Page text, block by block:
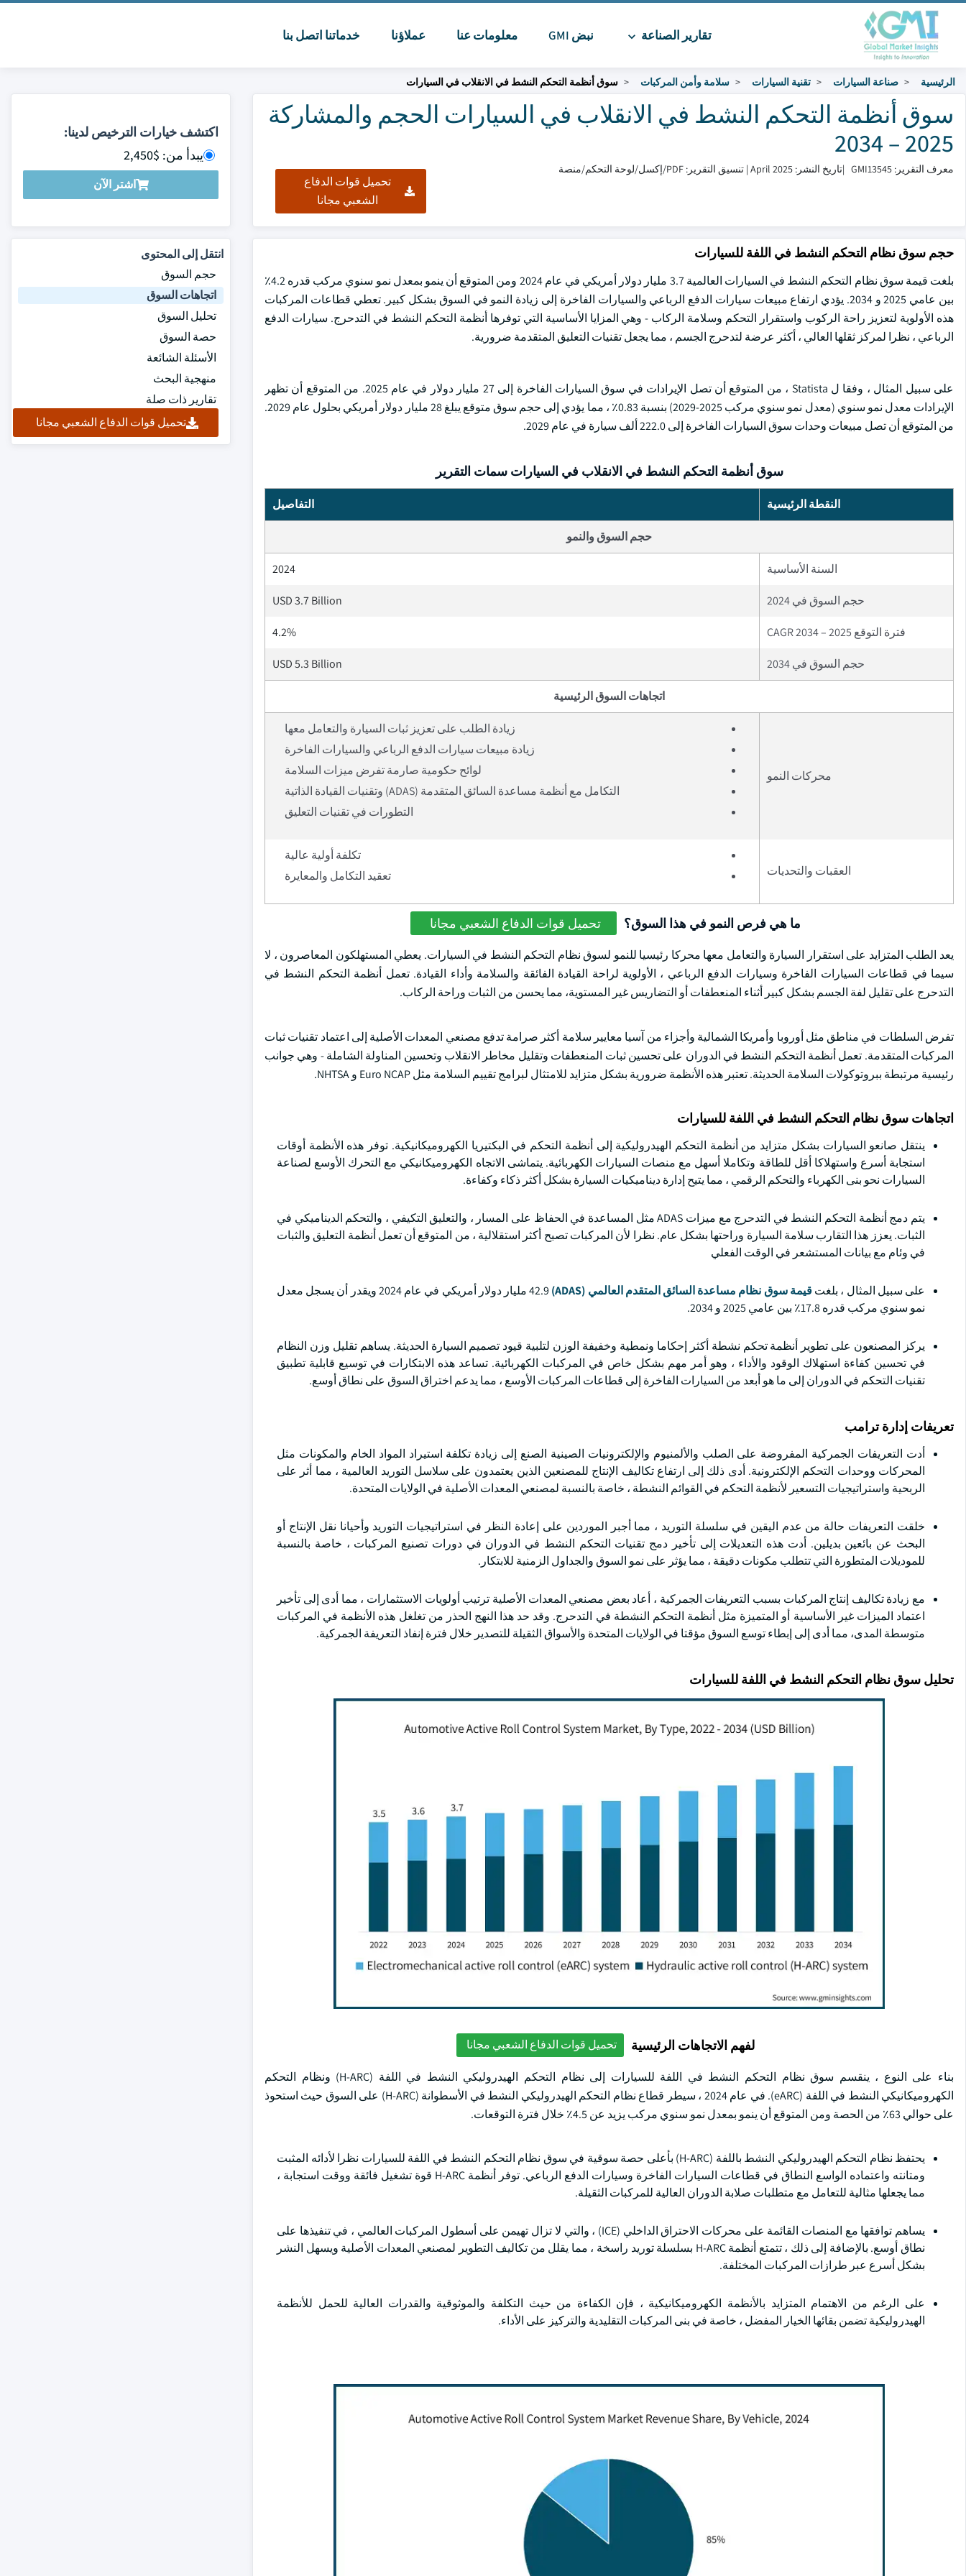
تقارير الصناعة نبض GMI معلومات عنا عملاؤنا خدماتنا اتصل بنا
الرئيسية صناعة السيارات تقنية السيارات سلامة وأمن المركبات سوق أنظمة التحكم النشط في الانقلاب في السيارات
سوق أنظمة التحكم النشط في الانقلاب في السيارات الحجم والمشاركة
2025 – 2034
معرف التقرير: GMI13545 |تاريخ النشر: April 2025 | تنسيق التقرير: PDF/إكسل/لوحة التحكم/منصة
تحميل قوات الدفاع
الشعبي مجانا
اكتشف خيارات الترخيص لدينا:
يبدأ من: $2,450
اشتر الآن
حجم سوق نظام التحكم النشط في اللفة للسيارات
بلغت قيمة سوق نظام التحكم النشط في السيارات العالمية 3.7 مليار دولار أمريكي في عام 2024 ومن المتوقع أن ينمو بمعدل نمو سنوي مركب قدره 4.2٪
بين عامي 2025 و 2034. يؤدي ارتفاع مبيعات سيارات الدفع الرباعي والسيارات الفاخرة إلى زيادة النمو في السوق بشكل كبير. تعطي قطاعات المركبات
هذه الأولوية لتعزيز راحة الركوب واستقرار التحكم وسلامة الركاب - وهي المزايا الأساسية التي توفرها أنظمة التحكم النشط في التدحرج. سيارات الدفع
الرباعي ، نظرا لمركز ثقلها العالي ، أكثر عرضة لتدحرج الجسم ، مما يجعل تقنيات التعليق المتقدمة ضرورية.
على سبيل المثال ، وفقا ل Statista ، من المتوقع أن تصل الإيرادات في سوق السيارات الفاخرة إلى 27 مليار دولار في عام 2025. من المتوقع أن تظهر
الإيرادات معدل نمو سنوي (معدل نمو سنوي مركب 2025-2029) بنسبة 0.83٪ ، مما يؤدي إلى حجم سوق متوقع يبلغ 28 مليار دولار أمريكي بحلول عام 2029.
من المتوقع أن تصل مبيعات وحدات سوق السيارات الفاخرة إلى 222.0 ألف سيارة في عام 2029.
سوق أنظمة التحكم النشط في الانقلاب في السيارات سمات التقرير
النقطة الرئيسية التفاصيل
حجم السوق والنمو
السنة الأساسية 2024
حجم السوق في 2024 USD 3.7 Billion
فترة التوقع 2025 – 2034 CAGR 4.2%
حجم السوق في 2034 USD 5.3 Billion
اتجاهات السوق الرئيسية
محركات النمو
زيادة الطلب على تعزيز ثبات السيارة والتعامل معها
زيادة مبيعات سيارات الدفع الرباعي والسيارات الفاخرة
لوائح حكومية صارمة تفرض ميزات السلامة
التكامل مع أنظمة مساعدة السائق المتقدمة (ADAS) وتقنيات القيادة الذاتية
التطورات في تقنيات التعليق
العقبات والتحديات
تكلفة أولية عالية
تعقيد التكامل والمعايرة
ما هي فرص النمو في هذا السوق؟ تحميل قوات الدفاع الشعبي مجانا
يعد الطلب المتزايد على استقرار السيارة والتعامل معها محركا رئيسيا للنمو لسوق نظام التحكم النشط في السيارات. يعطي المستهلكون المعاصرون ، لا
سيما في قطاعات السيارات الفاخرة وسيارات الدفع الرباعي ، الأولوية لراحة القيادة الفائقة والسلامة وأداء القيادة. تعمل أنظمة التحكم النشط في
التدحرج على تقليل لفة الجسم بشكل كبير أثناء المنعطفات أو التضاريس غير المستوية، مما يحسن من الثبات وراحة الركاب.
تفرض السلطات في مناطق مثل أوروبا وأمريكا الشمالية وأجزاء من آسيا معايير سلامة أكثر صرامة تدفع مصنعي المعدات الأصلية إلى اعتماد تقنيات ثبات
المركبات المتقدمة. تعمل أنظمة التحكم النشط في الدوران على تحسين ثبات المنعطفات وتقليل مخاطر الانقلاب وتحسين المناولة الشاملة - وهي جوانب
رئيسية مرتبطة ببروتوكولات السلامة الحديثة. تعتبر هذه الأنظمة ضرورية بشكل متزايد للامتثال لبرامج تقييم السلامة مثل Euro NCAP و NHTSA.
اتجاهات سوق نظام التحكم النشط في اللفة للسيارات
ينتقل صانعو السيارات بشكل متزايد من أنظمة التحكم الهيدروليكية إلى أنظمة التحكم في البكتيريا الكهروميكانيكية. توفر هذه الأنظمة أوقات
استجابة أسرع واستهلاكا أقل للطاقة وتكاملا أسهل مع منصات السيارات الكهربائية. يتماشى الاتجاه الكهروميكانيكي مع التحرك الأوسع لصناعة
السيارات نحو بنى الكهرباء والتحكم الرقمي ، مما يتيح إدارة ديناميكيات السيارة بشكل أكثر ذكاء وكفاءة.
يتم دمج أنظمة التحكم النشط في التدحرج مع ميزات ADAS مثل المساعدة في الحفاظ على المسار ، والتعليق التكيفي ، والتحكم الديناميكي في
الثبات. يعزز هذا التقارب سلامة السيارة وراحتها بشكل عام. نظرا لأن المركبات تصبح أكثر استقلالية ، من المتوقع أن تعمل أنظمة التعليق والثبات
في وئام مع بيانات المستشعر في الوقت الفعلي
على سبيل المثال ، بلغتقيمة سوق نظام مساعدة السائق المتقدم العالمي (ADAS)
42.9 مليار دولار أمريكي في عام 2024 ويقدر أن يسجل معدل
نمو سنوي مركب قدره 17.8٪ بين عامي 2025 و 2034.
يركز المصنعون على تطوير أنظمة تحكم نشطة أكثر إحكاما ونمطية وخفيفة الوزن لتلبية قيود تصميم السيارة الحديثة. يساهم تقليل وزن النظام
في تحسين كفاءة استهلاك الوقود والأداء ، وهو أمر مهم بشكل خاص في المركبات الكهربائية. تساعد هذه الابتكارات في توسيع قابلية تطبيق
تقنيات التحكم في الدوران إلى ما هو أبعد من السيارات الفاخرة إلى قطاعات المركبات الأوسع ، مما يدعم اختراق السوق على نطاق أوسع.
تعريفات إدارة ترامب
أدت التعريفات الجمركية المفروضة على الصلب والألمنيوم والإلكترونيات الصينية الصنع إلى زيادة تكلفة استيراد المواد الخام والمكونات مثل
المحركات ووحدات التحكم الإلكترونية. أدى ذلك إلى ارتفاع تكاليف الإنتاج للمصنعين الذين يعتمدون على سلاسل التوريد العالمية ، مما أثر على
الربحية واستراتيجيات التسعير لأنظمة التحكم في القوائم النشطة ، خاصة بالنسبة لمصنعي المعدات الأصلية في الولايات المتحدة.
خلقت التعريفات حالة من عدم اليقين في سلسلة التوريد ، مما أجبر الموردين على إعادة النظر في استراتيجيات التوريد وأحيانا نقل الإنتاج أو
البحث عن بائعين بديلين. أدت هذه التعديلات إلى تأخير دمج تقنيات التحكم النشط في الدوران في دورات تصنيع المركبات ، خاصة بالنسبة
للموديلات المتطورة التي تتطلب مكونات دقيقة ، مما يؤثر على نمو السوق والجداول الزمنية للابتكار.
مع زيادة تكاليف إنتاج المركبات بسبب التعريفات الجمركية ، أعاد بعض مصنعي المعدات الأصلية ترتيب أولويات الاستثمارات ، مما أدى إلى تأخير
اعتماد الميزات غير الأساسية أو المتميزة مثل أنظمة التحكم النشطة في التدحرج. وقد حد هذا النهج الحذر من تغلغل هذه الأنظمة في المركبات
متوسطة المدى، مما أدى إلى إبطاء توسع السوق مؤقتا في الولايات المتحدة والأسواق الثقيلة للتصدير خلال فترة إنفاذ التعريفة الجمركية.
تحليل سوق نظام التحكم النشط في اللفة للسيارات
لفهم الاتجاهات الرئيسية تحميل قوات الدفاع الشعبي مجانا
بناء على النوع ، ينقسم سوق نظام التحكم النشط في اللفة للسيارات إلى نظام التحكم الهيدروليكي النشط في اللفة (H-ARC) ونظام التحكم
الكهروميكانيكي النشط في اللفة (eARC). في عام 2024 ، سيطر قطاع نظام التحكم الهيدروليكي النشط في الأسطوانة (H-ARC) على السوق حيث استحوذ
على حوالي 63٪ من الحصة ومن المتوقع أن ينمو بمعدل نمو سنوي مركب يزيد عن 4.5٪ خلال فترة التوقعات.
يحتفظ نظام التحكم الهيدروليكي النشط باللفة (H-ARC) بأعلى حصة سوقية في سوق نظام التحكم النشط في اللفة للسيارات نظرا لأدائه المثبت
ومتانته واعتماده الواسع النطاق في قطاعات السيارات الفاخرة وسيارات الدفع الرباعي. توفر أنظمة H-ARC قوة تشغيل فائقة ووقت استجابة ،
مما يجعلها مثالية للتعامل مع متطلبات صلابة الدوران العالية للمركبات الثقيلة.
يساهم توافقها مع المنصات القائمة على محركات الاحتراق الداخلي (ICE) ، والتي لا تزال تهيمن على أسطول المركبات العالمي ، في تنفيذها على
نطاق أوسع. بالإضافة إلى ذلك ، تتمتع أنظمة H-ARC بسلسلة توريد راسخة ، مما يقلل من تكاليف التطوير لمصنعي المعدات الأصلية ويسهل النشر
بشكل أسرع عبر طرازات المركبات المختلفة.
على الرغم من الاهتمام المتزايد بالأنظمة الكهروميكانيكية ، فإن الكفاءة من حيث التكلفة والموثوقية والقدرات العالية للحمل للأنظمة
الهيدروليكية تضمن بقائها الخيار المفضل ، خاصة في بنى المركبات التقليدية والتركيز على الأداء.
انتقل إلى المحتوى
حجم السوق
اتجاهات السوق
تحليل السوق
حصة السوق
الأسئلة الشائعة
منهجية البحث
تقارير ذات صلة
تحميل قوات الدفاع الشعبي مجانا